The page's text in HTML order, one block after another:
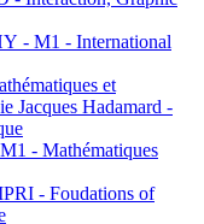
- M1 - International
et
Jacques Hadamard -
- Mathématiques
- Foudations of